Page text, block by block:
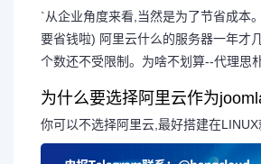
`从企业角度来看,当然是为了节省成本
要省钱啦) 阿里云什么的服务器一年才
个数还不受限制。为啥不划算--代理思
为什么要选择阿里云作为
你可以不选择阿里云,最好搭建在LINUX